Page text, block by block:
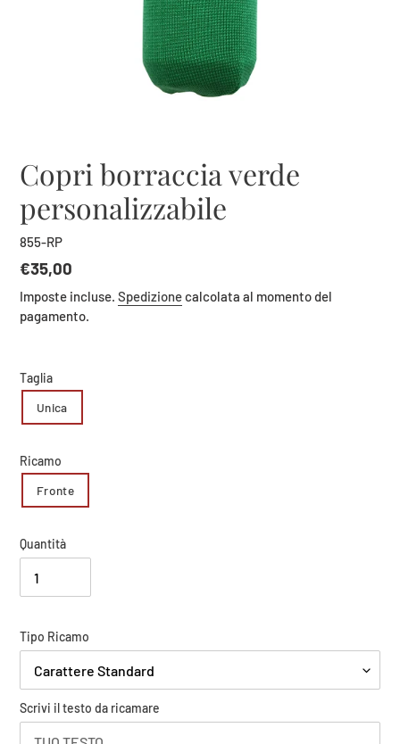
Copri borraccia verde
personalizzabile
855-RP
Prezzo
di
listino
€35,00
Imposte incluse. Spedizionecalcolata al momento del
pagamento.
Taglia
Unica
Ricamo
Fronte
Quantità
Tipo Ricamo
Scrivi il testo da ricamare
Carica
il
tuo
logo